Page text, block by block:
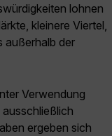
lohnen
kleinere Viertel,
außerhalb der
Verwendung
ergeben sich